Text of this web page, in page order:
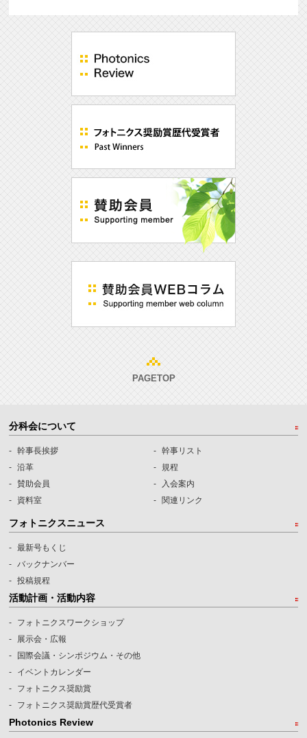
PAGETOP
分科会について
幹事長挨拶
幹事リスト
沿革
規程
賛助会員
入会案内
資料室
関連リンク
フォトニクスニュース
最新号もくじ
バックナンバー
投稿規程
活動計画・活動内容
フォトニクスワークショップ
展示会・広報
国際会議・シンポジウム・その他
イベントカレンダー
フォトニクス奨励賞
フォトニクス奨励賞歴代受賞者
Photonics Review